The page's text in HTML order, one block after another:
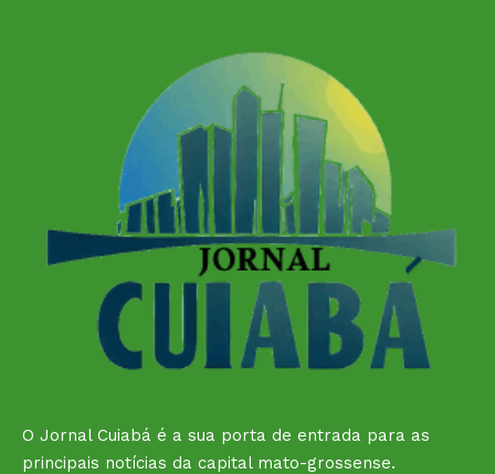
O Jornal Cuiabá é a sua porta de entrada para as
principais notícias da capital mato-grossense.